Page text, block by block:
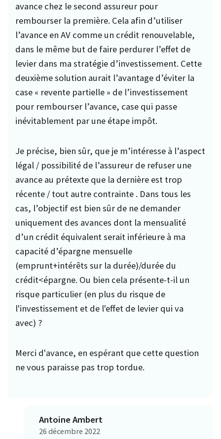
avance chez le second assureur pour
rembourser la première. Cela afin d’utiliser
l’avance en AV comme un crédit renouvelable,
dans le même but de faire perdurer l’effet de
levier dans ma stratégie d’investissement. Cette
deuxième solution aurait l’avantage d’éviter la
case « revente partielle » de l’investissement
pour rembourser l’avance, case qui passe
inévitablement par une étape impôt.
Je précise, bien sûr, que je m’intéresse à l’aspect
légal / possibilité de l’assureur de refuser une
avance au prétexte que la dernière est trop
récente / tout autre contrainte . Dans tous les
cas, l’objectif est bien sûr de ne demander
uniquement des avances dont la mensualité
d’un crédit équivalent serait inférieure à ma
capacité d’épargne mensuelle
(emprunt+intérêts sur la durée)/durée du
crédit<épargne. Ou bien cela présente-t-il un
risque particulier (en plus du risque de
l'investissement et de l'effet de levier qui va
avec) ?
Merci d'avance, en espérant que cette question
ne vous paraisse pas trop tordue.
Antoine Ambert
26 décembre 2022